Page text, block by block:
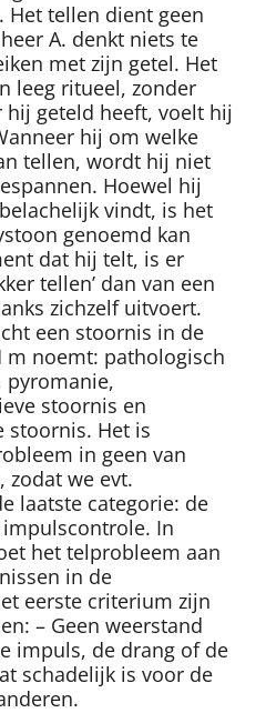
tellen dient geen
A. denkt niets te
met zijn getel. Het
leeg ritueel, zonder
hij geteld heeft, voelt hij
hij om welke
tellen, wordt hij niet
Hoewel hij
vindt, is het
genoemd kan
dat hij telt, is er
tellen’ dan van een
zichzelf uitvoert.
een stoornis in de
m noemt: pathologisch
pyromanie,
stoornis en
stoornis. Het is
in geen van
zodat we evt.
laatste categorie: de
In
het telprobleem aan
in de
eerste criterium zijn
– Geen weerstand
impuls, de drang of de
schadelijk is voor de